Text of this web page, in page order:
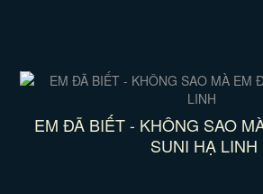
EM ĐÃ BIẾT - KHÔNG SAO
SUNI HẠ LINH